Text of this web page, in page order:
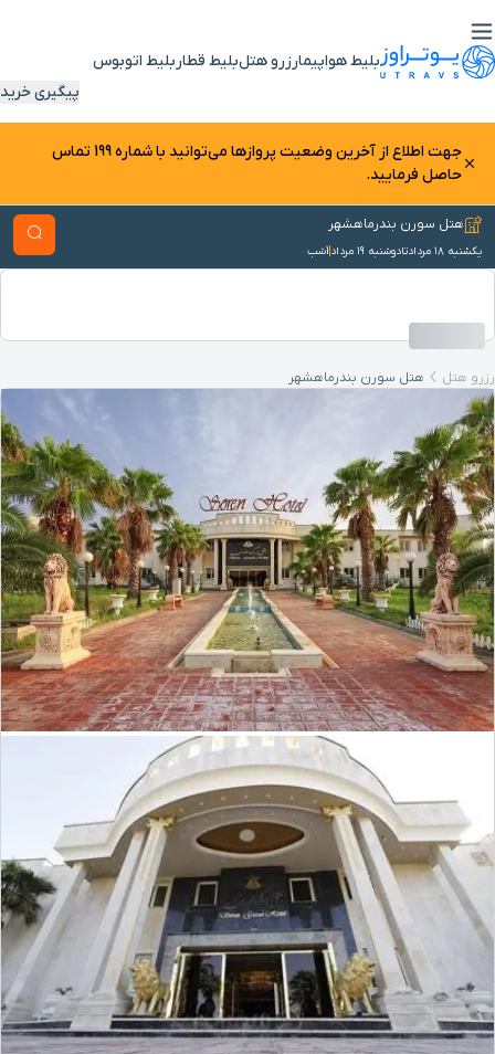
بلیط هواپیمارزرو هتلبلیط قطار بلیط اتوبوس
پیگیری خرید
جهت اطلاع از آخرین وضعیت پرواز‌ها می‌توانید با شماره 199 تماس
حاصل فرمایید.
هتل سورن بندرماهشهر
یکشنبه ۱۸ مرداد تادوشنبه ۱۹ مرداد 1شب
رزرو هتل هتل سورن بندرماهشهر